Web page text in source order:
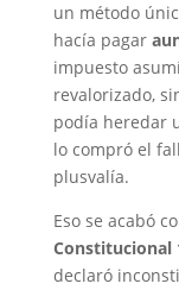
un método
hacía pagar
impuesto
revalorizado,
podía heredar
lo compró el
plusvalía.
Eso se acabó
Constitucional
declaró